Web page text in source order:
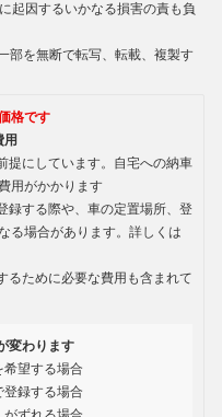
起因するいかなる損害の責も負
部を無断で転写、転載、複製す
格です
用
提にしています。自宅への納車
用がかかります
録する際や、車の定置場所、登
る場合があります。詳しくは
るために必要な費用も含まれて
変わります
望する場合
録する場合